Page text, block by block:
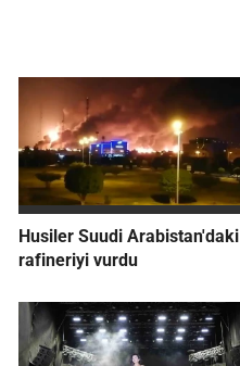
Husiler Suudi Arabistan'daki
rafineriyi vurdu